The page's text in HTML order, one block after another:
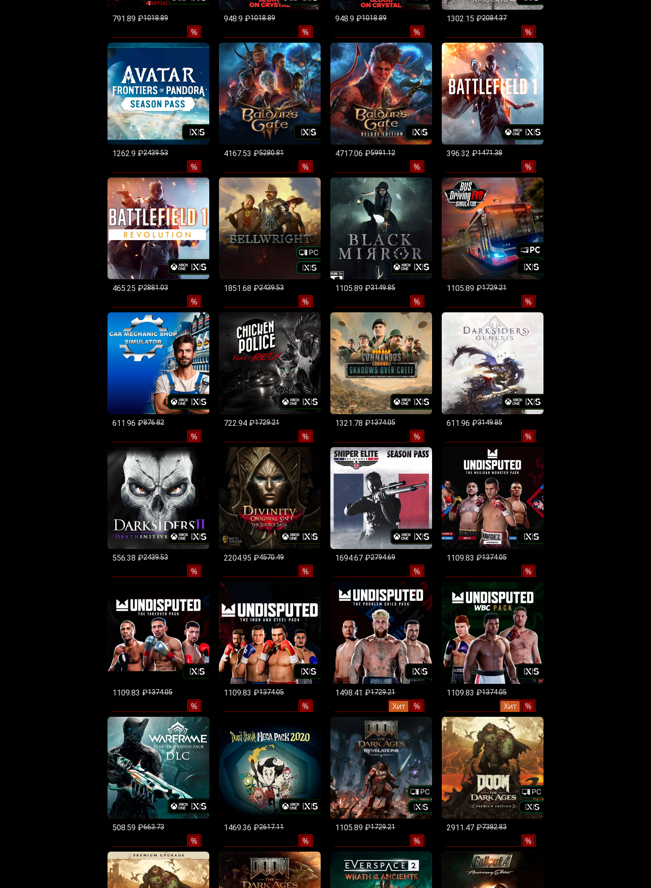
791.89 ₽1018.89 948.9 ₽1018.89 948.9 ₽1018.89 1302.15 ₽2084.37
%
1262.9 ₽2439.53
%
4167.53 ₽5280.81
%
4717.06 ₽5991.12
%
396.32 ₽1471.38
%
465.25 ₽2881.03
%
1851.68 ₽2439.53
%
1105.89 ₽3149.85
%
1105.89 ₽1729.21
%
611.96 ₽876.82
%
722.94 ₽1729.21
%
1321.78 ₽1374.05
%
611.96 ₽3149.85
%
556.38 ₽2439.53
%
2204.95 ₽4570.49
%
1694.67 ₽2794.69
%
1109.83 ₽1374.05
%
1109.83 ₽1374.05
%
1109.83 ₽1374.05
%
1498.41 ₽1729.21
%
1109.83 ₽1374.05
%
508.59 ₽663.73
%
1469.36 ₽2617.11
Хит %
1105.89 ₽1729.21
Хит %
2911.47 ₽7382.83
% % % %